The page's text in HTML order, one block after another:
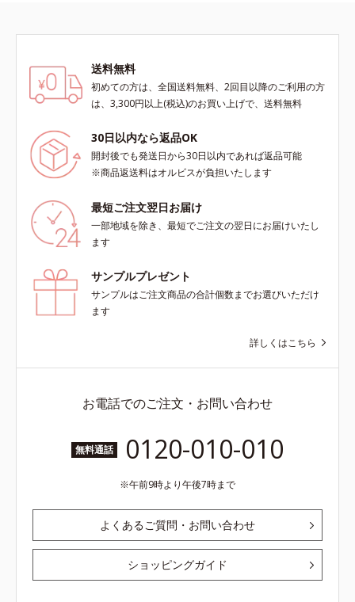
送料無料
初めての方は、全国送料無料、2回目以降のご利用の方
は、3,300円以上(税込)のお買い上げで、送料無料
30日以内なら返品OK
開封後でも発送日から30日以内であれば返品可能
※商品返送料はオルビスが負担いたします
最短ご注文翌日お届け
一部地域を除き、最短でご注文の翌日にお届けいたし
ます
サンプルプレゼント
サンプルはご注文商品の合計個数までお選びいただけ
ます
詳しくはこちら
お電話でのご注文・お問い合わせ
無料通話 0120-010-010
午前9時より午後7時まで
よくあるご質問・お問い合わせ
ショッピングガイド